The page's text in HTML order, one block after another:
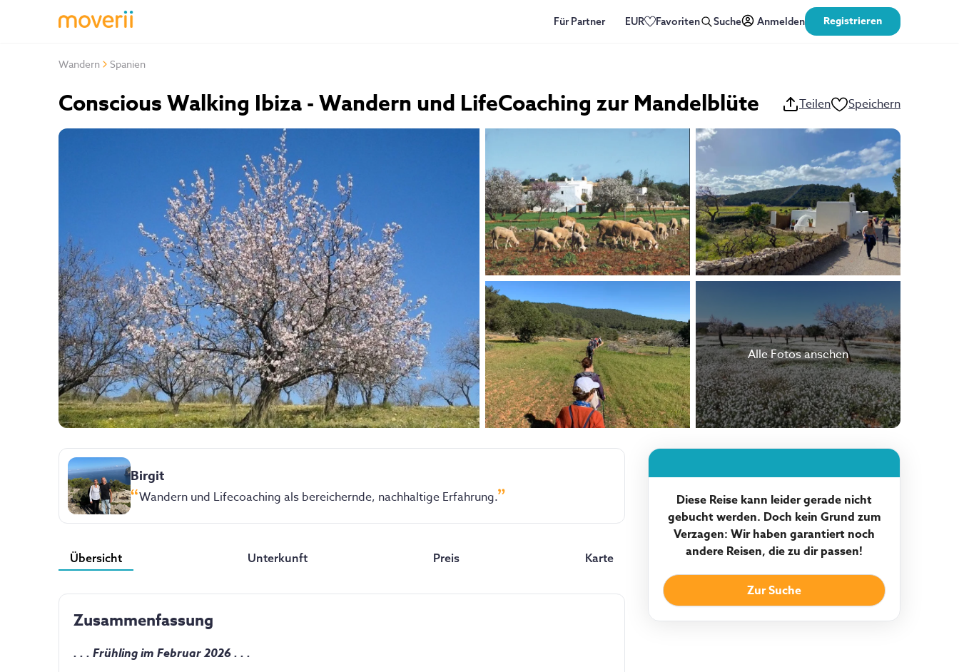
Für Partner EUR Favoriten Suche Anmelden Registrieren
Wandern Spanien
Conscious Walking Ibiza - Wandern und LifeCoaching zur Mandelblüte Teilen Speichern
Alle Fotos ansehen
Birgit
Wandern und Lifecoaching als bereichernde, nachhaltige Erfahrung.
Übersicht Unterkunft Preis Karte
Zusammenfassung
. . . Frühling im Februar 2026 . . .
Diese Reise kann leider gerade nicht
gebucht werden. Doch kein Grund zum
Verzagen: Wir haben garantiert noch
andere Reisen, die zu dir passen!
Zur Suche